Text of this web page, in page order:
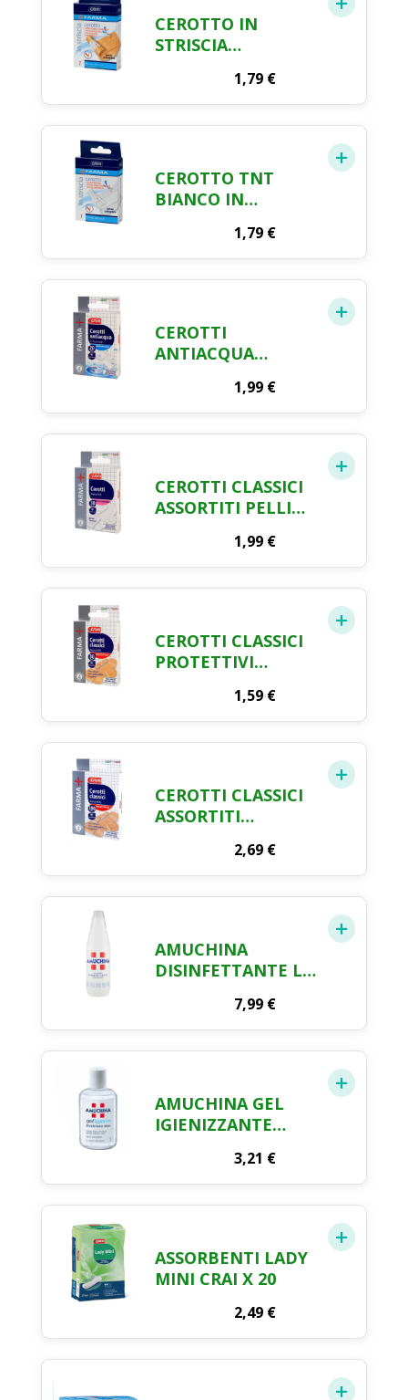
CEROTTO IN
STRISCIA
100 X 6 FARMA CRAI
1,79 €
CEROTTO TNT
BIANCO IN
6 FARMA CRAI
1,79 €
CEROTTI
ANTIACQUA
ASSORTITI FARMA
CRAI X 20
1,99 €
CEROTTI CLASSICI
ASSORTITI PELLI
1,99 €
CEROTTI CLASSICI
PROTETTIVI
1,59 €
CEROTTI CLASSICI
ASSORTITI
CRAI X 1002,69 €
AMUCHINA
DISINFETTANTE LT.
7,99 €
AMUCHINA GEL
IGIENIZZANTE
3,21 €
ASSORBENTI LADY
MINI CRAI X 20
2,49 €